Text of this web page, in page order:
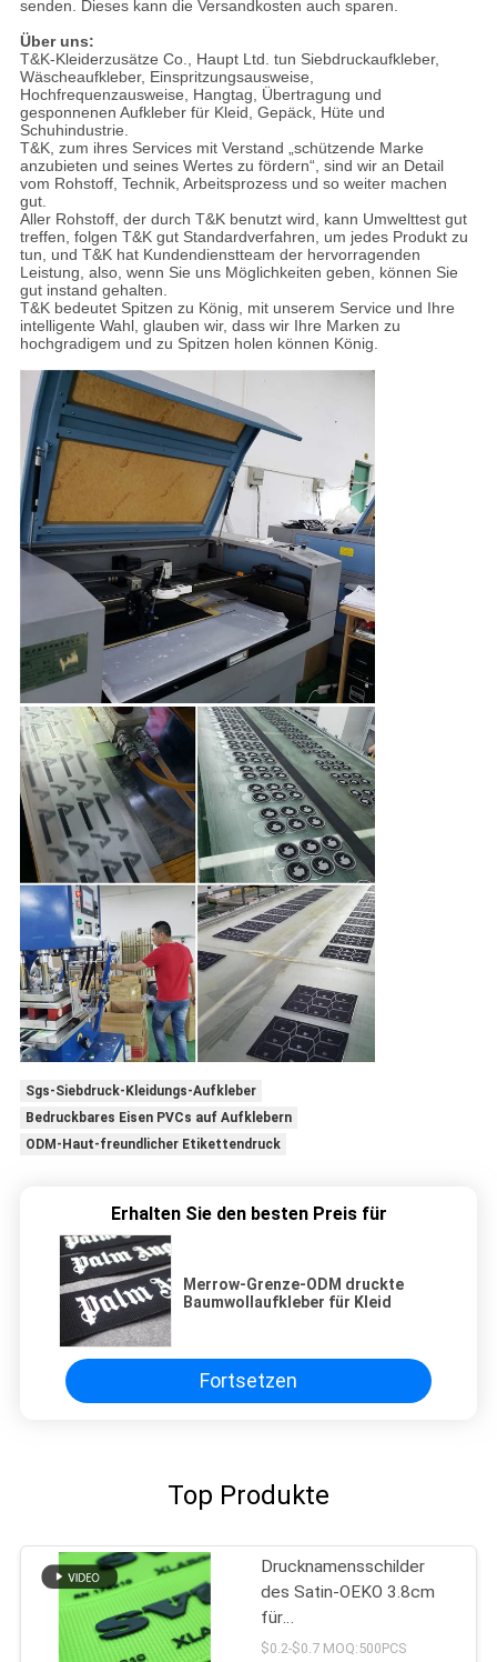
senden. Dieses kann die Versandkosten auch sparen.
Über uns:
T&K-Kleiderzusätze Co., Haupt Ltd. tun Siebdruckaufkleber,
Wäscheaufkleber, Einspritzungsausweise,
Hochfrequenzausweise, Hangtag, Übertragung und
gesponnenen Aufkleber für Kleid, Gepäck, Hüte und
Schuhindustrie.
T&K, zum ihres Services mit Verstand „schützende Marke
anzubieten und seines Wertes zu fördern“, sind wir an Detail
vom Rohstoff, Technik, Arbeitsprozess und so weiter machen
gut.
Aller Rohstoff, der durch T&K benutzt wird, kann Umwelttest gut
treffen, folgen T&K gut Standardverfahren, um jedes Produkt zu
tun, und T&K hat Kundendienstteam der hervorragenden
Leistung, also, wenn Sie uns Möglichkeiten geben, können Sie
gut instand gehalten.
T&K bedeutet Spitzen zu König, mit unserem Service und Ihre
intelligente Wahl, glauben wir, dass wir Ihre Marken zu
hochgradigem und zu Spitzen holen können König.
Sgs-Siebdruck-Kleidungs-Aufkleber
Bedruckbares Eisen PVCs auf Aufklebern
ODM-Haut-freundlicher Etikettendruck
Erhalten Sie den besten Preis für
Merrow-Grenze-ODM druckte
Baumwollaufkleber für Kleid
Fortsetzen
Top Produkte
Drucknamensschilder
des Satin-OEKO 3.8cm
für
Kleidungsdrucksilikonaufkleber
$0.2-$0.7 MOQ:500PCS